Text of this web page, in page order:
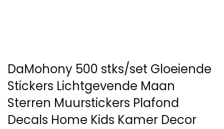
DaMohony 500 stks/set Gloeiende
Stickers Lichtgevende Maan
Sterren Muurstickers Plafond
Decals Home Kids Kamer Decor